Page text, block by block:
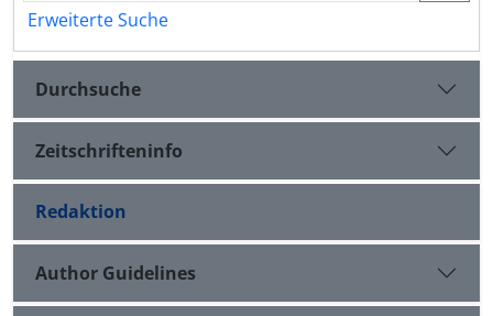
Erweiterte Suche
Durchsuche
Zeitschrifteninfo
Redaktion
Author Guidelines